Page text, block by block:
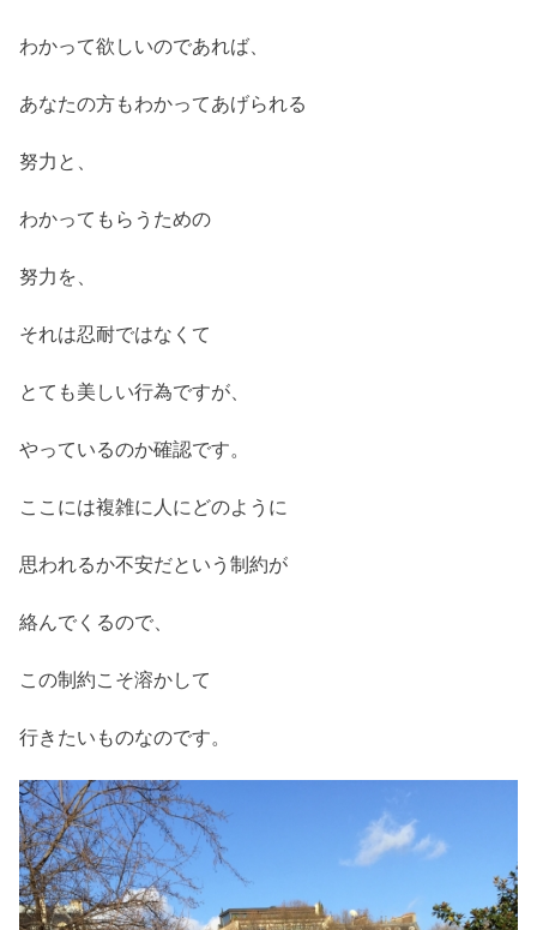
わかって欲しいのであれば、
あなたの方もわかってあげられる
努力と、
わかってもらうための
努力を、
それは忍耐ではなくて
とても美しい行為ですが、
やっているのか確認です。
ここには複雑に人にどのように
思われるか不安だという制約が
絡んでくるので、
この制約こそ溶かして
行きたいものなのです。